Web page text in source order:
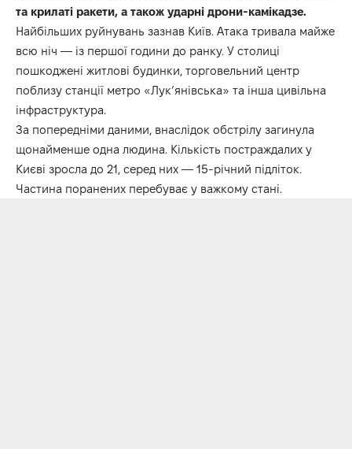
та крилаті ракети, а також ударні дрони-камікадзе.
Найбільших руйнувань зазнав Київ. Атака тривала майже
всю ніч — із першої години до ранку. У столиці
пошкоджені житлові будинки, торговельний центр
поблизу станції метро «Лук’янівська» та інша цивільна
інфраструктура.
За попередніми даними, внаслідок обстрілу загинула
щонайменше одна людина. Кількість постраждалих у
Києві зросла до 21, серед них — 15-річний підліток.
Частина поранених перебуває у важкому стані.